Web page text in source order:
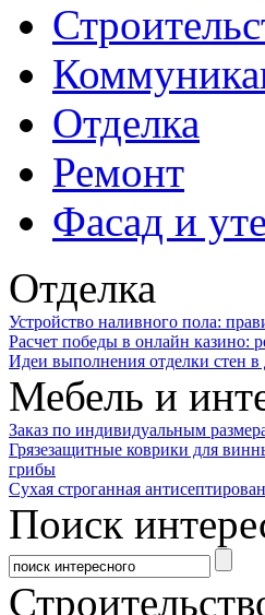
Отделка
Ремонт
Фасад и
Отделка
Устройство наливного пола:
Расчет победы в онлайн казино:
Идеи выполнения отделки стен
Мебель и
Заказ по индивидуальным
Грязезащитные коврики для
грибы
Сухая строганная
Поиск